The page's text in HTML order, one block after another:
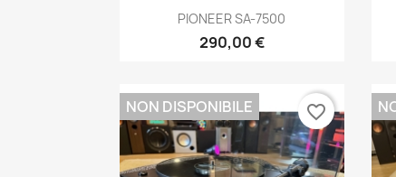
Anteprima
PIONEER SA-7500
290,00 €
NON DISPONIBILE favorite_border